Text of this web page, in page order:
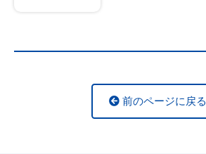
前のページに戻る